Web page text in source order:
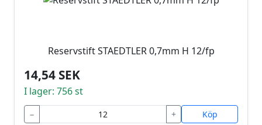
Reservstift STAEDTLER 0,7mm H 12/fp
14,54 SEK
I lager: 756 st
− + Köp